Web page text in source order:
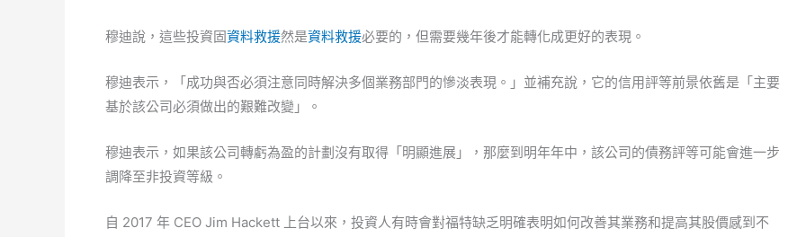
穆迪說，這些投資固資料救援然是資料救援必要的，但需要幾年後才能轉化成更好的表現。
穆迪表示，「成功與否必須注意同時解決多個業務部門的慘淡表現。」並補充說，它的信用評等前景依舊是「主要
基於該公司必須做出的艱難改變」。
穆迪表示，如果該公司轉虧為盈的計劃沒有取得「明顯進展」，那麼到明年年中，該公司的債務評等可能會進一步
調降至非投資等級。
自 2017 年 CEO Jim Hackett 上台以來，投資人有時會對福特缺乏明確表明如何改善其業務和提高其股價感到不